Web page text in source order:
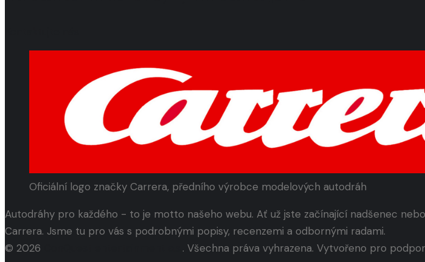
Oficiální logo značky Carrera, předního výrobce modelových autodráh
Autodráhy pro každého - to je motto našeho webu. Ať už jste začínající nadšenec
Carrera. Jsme tu pro vás s podrobnými popisy, recenzemi a odbornými radami.
© 2026
. Všechna práva vyhrazena. Vytvořeno pro